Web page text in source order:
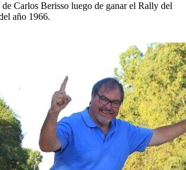
de Carlos Berisso luego de ganar el Rally del
año 1966.